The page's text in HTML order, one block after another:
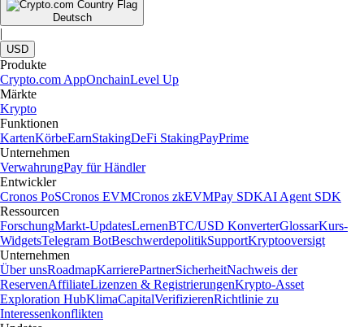
Deutsch
|
USD
Produkte
Crypto.com AppOnchainLevel Up
Märkte
Krypto
Funktionen
KartenKörbeEarnStakingDeFi StakingPayPrime
Unternehmen
VerwahrungPay für Händler
Entwickler
Cronos PoSCronos EVMCronos zkEVMPay SDKAI Agent SDK
Ressourcen
ForschungMarkt-UpdatesLernenBTC/USD KonverterGlossarKurs-
WidgetsTelegram BotBeschwerdepolitikSupportKryptooversigt
Unternehmen
Über unsRoadmapKarrierePartnerSicherheitNachweis der
ReservenAffiliateLizenzen & RegistrierungenKrypto-Asset
Exploration HubKlimaCapitalVerifizierenRichtlinie zu
Interessenkonflikten